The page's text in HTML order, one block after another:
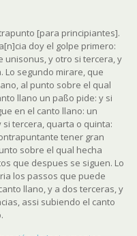
[para principiantes].
doy el golpe primero:
y otro si tercera, y
Lo segundo mirare, que
al punto sobre el qual
llano un paßo pide: y si
en el canto llano: un
tercera, quarta o quinta:
tener gran
sobre el qual hecha
que despues se siguen. Lo
los passos que puede
llano, y a dos terceras, y
assi subiendo el canto